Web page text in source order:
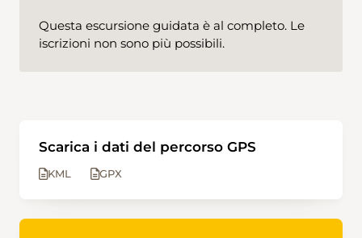
Questa escursione guidata è al completo. Le
iscrizioni non sono più possibili.
Scarica i dati del percorso GPS
KML GPX